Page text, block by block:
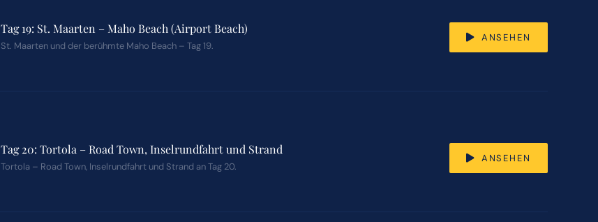
Tag 19: St. Maarten – Maho Beach (Airport Beach)
St. Maarten und der berühmte Maho Beach – Tag 19.
ANSEHEN
Tag 20: Tortola – Road Town, Inselrundfahrt und Strand
Tortola – Road Town, Inselrundfahrt und Strand an Tag 20.
ANSEHEN